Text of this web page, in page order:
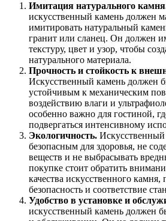
Имитация натурального
искусственный камень должен
имитировать натуральный
гранит или сланец. Он должен
текстуру, цвет и узор, чтобы
натурального материала.
Прочность и стойкость к
Искусственный камень должен
устойчивым к механическим
воздействию влаги и
особенно важно для гостиной,
подвергаться интенсивному
Экологичность.
безопасным для здоровья, не
веществ и не выбрасывать
покупке стоит обратить
качества искусственного
безопасность и соответствие
Удобство в установке и
искусственный камень должен